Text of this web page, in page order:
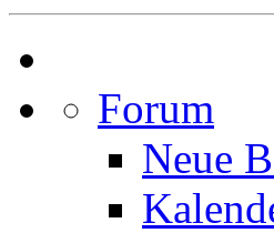
Forum
Neue